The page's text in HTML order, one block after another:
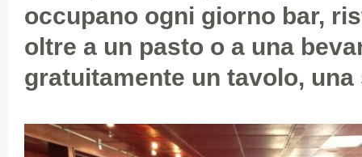
occupano ogni giorno bar,
oltre a un pasto o a una
gratuitamente un tavolo, una